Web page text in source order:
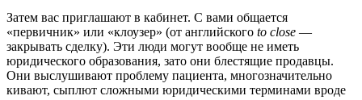
Затем вас приглашают в кабинет. С вами общается
«первичник» или «клоузер» (от английского to close —
закрывать сделку). Эти люди могут вообще не иметь
юридического образования, зато они блестящие продавцы.
Они выслушивают проблему пациента, многозначительно
кивают, сыплют сложными юридическими терминами вроде